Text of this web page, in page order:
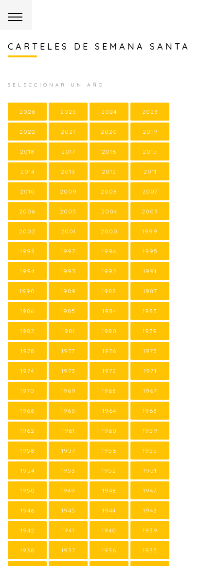
CARTELES DE SEMANA SANTA
SELECCIONAR UN AÑO
2026 2025 2024 2023
2022 2021 2020 2019
2018 2017 2016 2015
2014 2013 2012 2011
2010 2009 2008 2007
2006 2005 2004 2003
2002 2001 2000 1999
1998 1997 1996 1995
1994 1993 1992 1991
1990 1989 1988 1987
1986 1985 1984 1983
1982 1981 1980 1979
1978 1977 1976 1975
1974 1973 1972 1971
1970 1969 1968 1967
1966 1965 1964 1963
1962 1961 1960 1959
1958 1957 1956 1955
1954 1953 1952 1951
1950 1949 1948 1947
1946 1945 1944 1943
1942 1941 1940 1939
1938 1937 1936 1935